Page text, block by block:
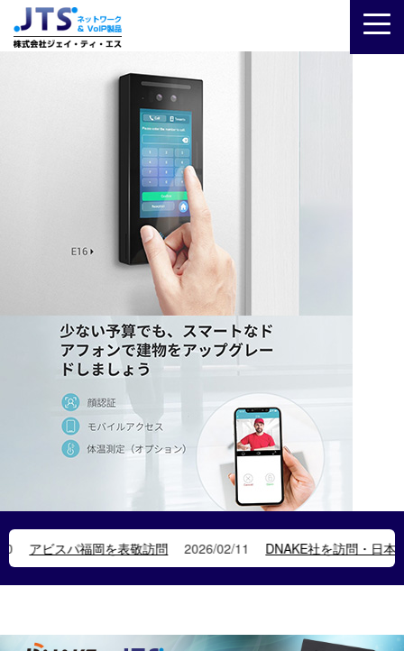
表敬訪問 2026/02/11 DNAKE社を訪問・日本のスマート・イン